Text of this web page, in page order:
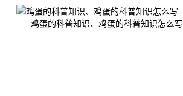
鸡蛋的科普知识、鸡蛋的科普知识怎么写